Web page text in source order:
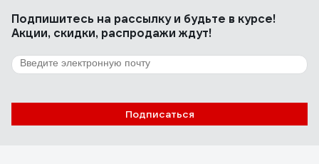
Подпишитесь на рассылкуи будьте в курсе!
Акции, скидки, распродажи ждут!
Подписаться